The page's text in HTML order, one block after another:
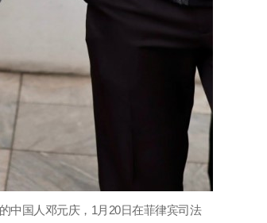
中国人邓元庆，1月20日在菲律宾司法